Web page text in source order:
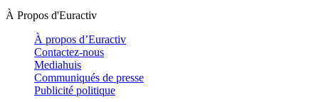
À Propos d'Euractiv
À propos d’Euractiv
Contactez-nous
Mediahuis
Communiqués de presse
Publicité politique